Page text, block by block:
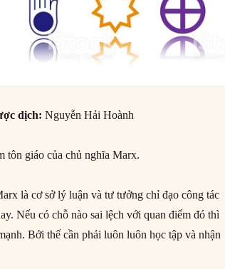
dịch: Nguyễn Hải Hoành
tôn giáo của chủ nghĩa Marx.
là cơ sở lý luận và tư tưởng chỉ đạo công tác
Nếu có chỗ nào sai lệch với quan điểm đó thì
Bởi thế cần phải luôn luôn học tập và nhận